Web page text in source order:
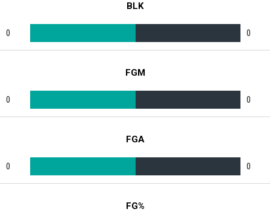
BLK
0 0
FGM
0 0
FGA
0 0
FG%